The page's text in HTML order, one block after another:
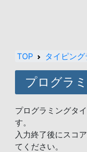
TOP タイピン
プログラ
プログラミングタ
す。
入力終了後にスコ
てください。